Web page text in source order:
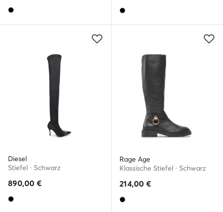
Diesel
Stiefel · Schwarz
890,00 €
Rage Age
Klassische Stiefel · Schwarz
214,00 €